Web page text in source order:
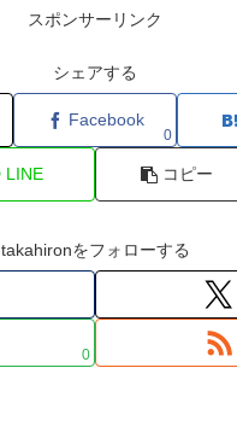
スポンサーリンク
シェアする
Facebook
0
LINE コピー
takahironをフォローする
0